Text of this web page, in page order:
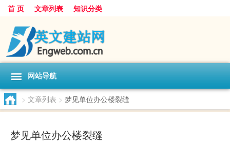
首 页 文章列表 知识分类
网站导航
> 文章列表 > 梦见单位办公楼裂缝
梦见单位办公楼裂缝